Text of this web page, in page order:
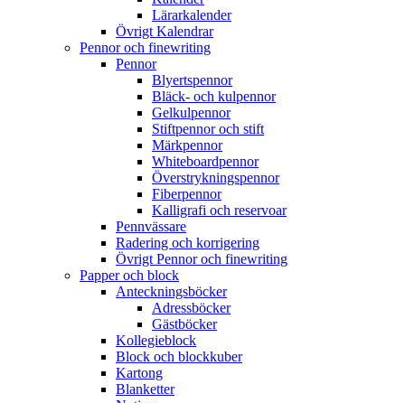
Lärarkalender
Övrigt Kalendrar
Pennor och finewriting
Pennor
Blyertspennor
Bläck- och kulpennor
Gelkulpennor
Stiftpennor och stift
Märkpennor
Whiteboardpennor
Överstrykningspennor
Fiberpennor
Kalligrafi och reservoar
Pennvässare
Radering och korrigering
Övrigt Pennor och finewriting
Papper och block
Anteckningsböcker
Adressböcker
Gästböcker
Kollegieblock
Block och blockkuber
Kartong
Blanketter